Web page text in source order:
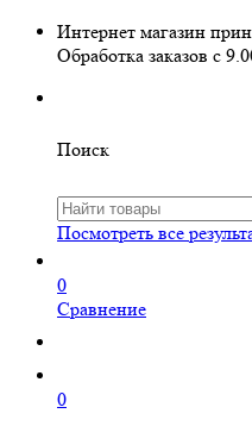
Интернет магазин
Обработка заказов с
Поиск
Посмотреть все
0
Сравнение
0